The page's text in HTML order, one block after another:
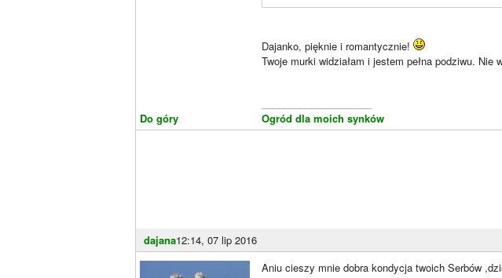
Do góry
Dajanko, pięknie i romantycznie!
Twoje murki widziałam i jestem pełna podziwu.
Ogród dla moich synków
dajana12:14, 07 lip 2016
Aniu cieszy mnie dobra kondycja twoich Serbów